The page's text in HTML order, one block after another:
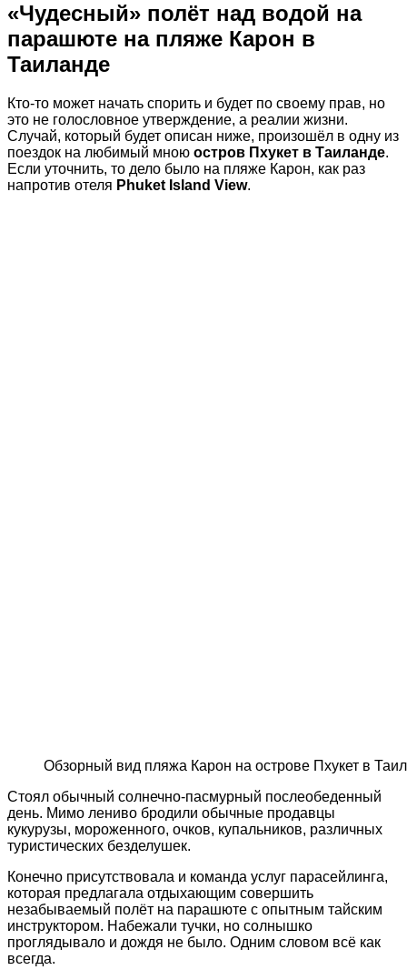
«Чудесный» полёт над водой на
парашюте на пляже Карон в
Таиланде
Кто-то может начать спорить и будет по своему прав, но
это не голословное утверждение, а реалии жизни.
Случай, который будет описан ниже, произошёл в одну из
поездок на любимый мною остров Пхукет в Таиланде.
Если уточнить, то дело было на пляже Карон, как раз
напротив отеля Phuket Island View.
Обзорный вид пляжа Карон на острове Пхукет в
Стоял обычный солнечно-пасмурный послеобеденный
день. Мимо лениво бродили обычные продавцы
кукурузы, мороженного, очков, купальников, различных
туристических безделушек.
Конечно присутствовала и команда услуг парасейлинга,
которая предлагала отдыхающим совершить
незабываемый полёт на парашюте с опытным тайским
инструктором. Набежали тучки, но солнышко
проглядывало и дождя не было. Одним словом всё как
всегда.